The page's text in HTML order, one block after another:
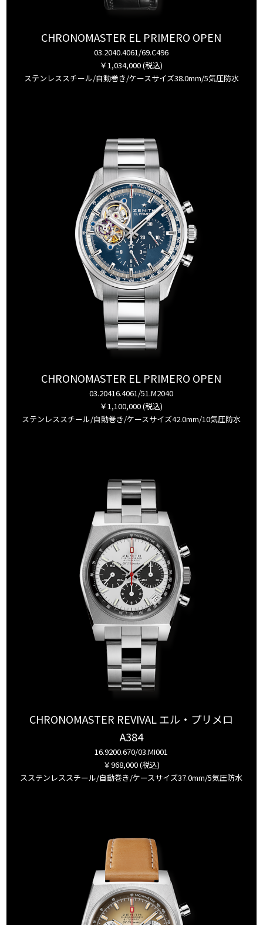
CHRONOMASTER EL PRIMERO OPEN
03.2040.4061/69.C496
￥1,034,000 (税込)
ステンレススチール/自動巻き/ケースサイズ38.0mm/5気圧防水
CHRONOMASTER EL PRIMERO OPEN
03.20416.4061/51.M2040
￥1,100,000 (税込)
ステンレススチール/自動巻き/ケースサイズ42.0mm/10気圧防水
CHRONOMASTER REVIVAL エル・プリメロ
A384
16.9200.670/03.MI001
￥968,000 (税込)
スステンレススチール/自動巻き/ケースサイズ37.0mm/5気圧防水